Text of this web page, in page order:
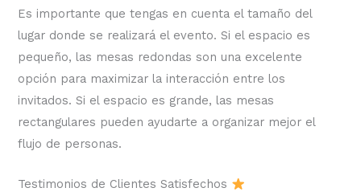
Es importante que tengas en cuenta el tamaño del
lugar donde se realizará el evento. Si el espacio es
pequeño, las mesas redondas son una excelente
opción para maximizar la interacción entre los
invitados. Si el espacio es grande, las mesas
rectangulares pueden ayudarte a organizar mejor el
flujo de personas.
Testimonios de Clientes Satisfechos